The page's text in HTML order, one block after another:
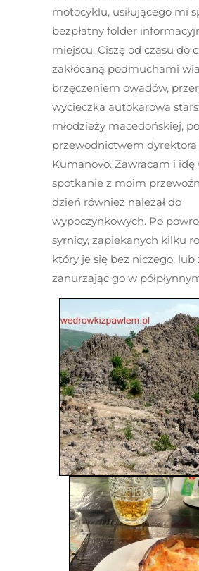
motocyklu, usiłującego mi
bezpłatny folder
miejscu. Ciszę od czasu do
zakłócaną podmuchami
brzęczeniem owadów,
wycieczka autokarowa
młodzieży macedońskiej,
przewodnictwem
Kumanovo. Zawracam i idę
spotkanie z moim
dzień również należał do
wypoczynkowych. Po
syrnicy, zapiekanych kilku
który je się bez niczego,
zanurzając go w